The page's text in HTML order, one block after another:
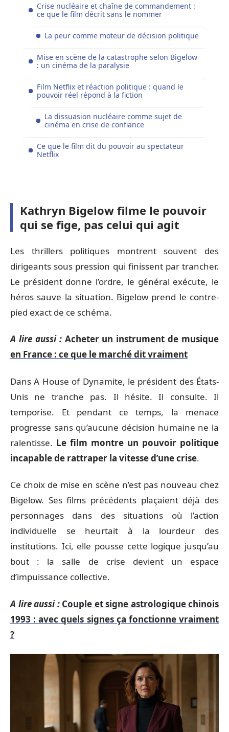
Crise nucléaire et chaîne de commandement :
ce que le film décrit sans le nommer
La peur comme moteur de décision politique
Mise en scène de la catastrophe selon Bigelow
: un cinéma de la paralysie
Film Netflix et réaction politique : quand le
pouvoir réel répond à la fiction
La dissuasion nucléaire comme sujet de
cinéma en crise de confiance
Ce que le film dit du pouvoir au spectateur
Netflix
Kathryn Bigelow filme le pouvoir
qui se fige, pas celui qui agit
Les thrillers politiques montrent souvent des
dirigeants sous pression qui finissent par trancher.
Le président donne l’ordre, le général exécute, le
héros sauve la situation. Bigelow prend le contre-
pied exact de ce schéma.
A lire aussi : Acheter un instrument de musique
en France : ce que le marché dit vraiment
Dans A House of Dynamite, le président des États-
Unis ne tranche pas. Il hésite. Il consulte. Il
temporise. Et pendant ce temps, la menace
progresse sans qu’aucune décision humaine ne la
ralentisse. Le film montre un pouvoir politique
incapable de rattraper la vitesse d’une crise.
Ce choix de mise en scène n’est pas nouveau chez
Bigelow. Ses films précédents plaçaient déjà des
personnages dans des situations où l’action
individuelle se heurtait à la lourdeur des
institutions. Ici, elle pousse cette logique jusqu’au
bout : la salle de crise devient un espace
d’impuissance collective.
A lire aussi : Couple et signe astrologique chinois
1993 : avec quels signes ça fonctionne vraiment
?